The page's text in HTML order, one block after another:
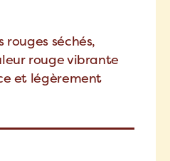
rouges séchés,
rouge vibrante
et légèrement